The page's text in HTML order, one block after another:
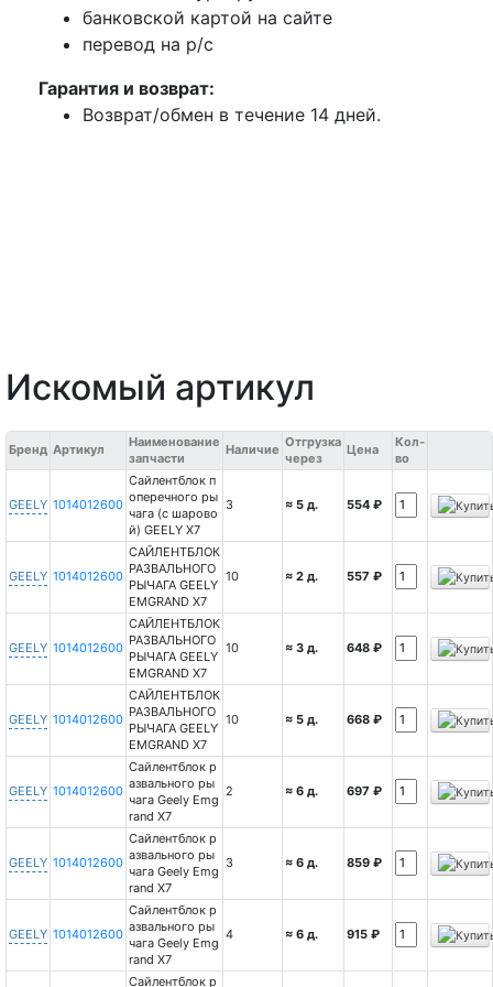
банковской картой на сайте
перевод на р/с
Гарантия и возврат:
Возврат/обмен в течение 14 дней.
Искомый артикул
Бренд Артикул
Наименование
запчасти
Наличие Отгрузка
через
Цена
Кол-
во
GEELY 1014012600
Сайлентблок п
оперечного ры
чага (с шарово
й) GEELY X7
3 ≈ 5 д. 554 ₽
GEELY 1014012600
САЙЛЕНТБЛОК
РАЗВАЛЬНОГО
РЫЧАГА GEELY
EMGRAND X7
10 ≈ 2 д. 557 ₽
GEELY 1014012600
САЙЛЕНТБЛОК
РАЗВАЛЬНОГО
РЫЧАГА GEELY
EMGRAND X7
10 ≈ 3 д. 648 ₽
GEELY 1014012600
САЙЛЕНТБЛОК
РАЗВАЛЬНОГО
РЫЧАГА GEELY
EMGRAND X7
10 ≈ 5 д. 668 ₽
GEELY 1014012600
Сайлентблок р
азвального ры
чага Geely Emg
rand X7
2 ≈ 6 д. 697 ₽
GEELY 1014012600
Сайлентблок р
азвального ры
чага Geely Emg
rand X7
3 ≈ 6 д. 859 ₽
GEELY 1014012600
Сайлентблок р
азвального ры
чага Geely Emg
rand X7
4 ≈ 6 д. 915 ₽
Сайлентблок р